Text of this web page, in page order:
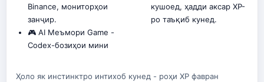
Binance, мониторҳои
занҷир.
🎮 AI Меъмори Game -
Codex-бозиҳои мини
кушоед, ҳадди аксар XP-
ро таъқиб кунед.
Ҳоло як инстинктро интихоб кунед - роҳи XP фавран